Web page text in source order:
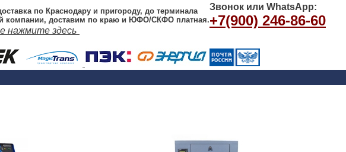
по Краснодару и пригороду, до терминала
компании, доставим по краю и ЮФО/СКФО платная.
нажмите здесь
Звонок или WhatsApp:
+7(900) 246-86-60